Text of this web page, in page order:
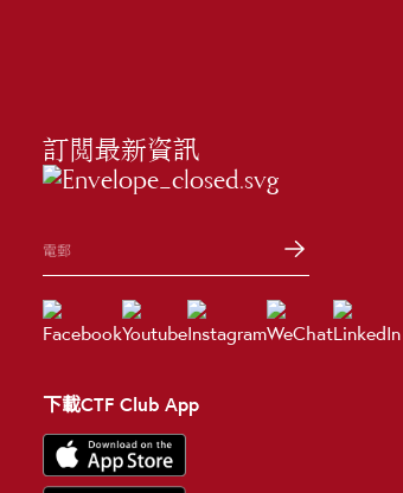
訂閲最新資訊
下載CTF Club App